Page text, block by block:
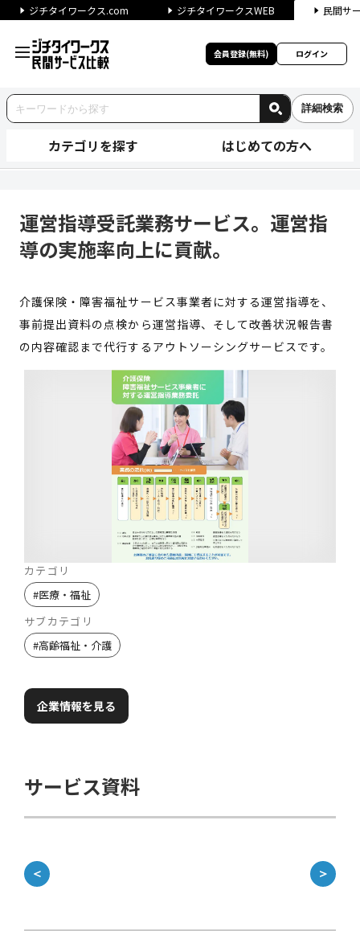
ジチタイワークス.com ジチタイワークスWEB 民間サ
会員登録(無料) ログイン
詳細検索
カテゴリを探す はじめての方へ
運営指導受託業務サービス。運営指
導の実施率向上に貢献。
介護保険・障害福祉サービス事業者に対する運営指導を、
事前提出資料の点検から運営指導、そして改善状況報告書
の内容確認まで代行するアウトソーシングサービスです。
カテゴリ
#医療・福祉
サブカテゴリ
#高齢福祉・介護
企業情報を見る
サービス資料
＜ ＞